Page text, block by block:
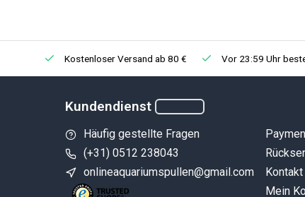
Kostenloser Versand ab 80 € Vor 23:59 Uhr
Kundendienst
Häufig gestellte Fragen
(+31) 0512 238043
onlineaquariumspullen@gmail.com
Kontakt
Mein